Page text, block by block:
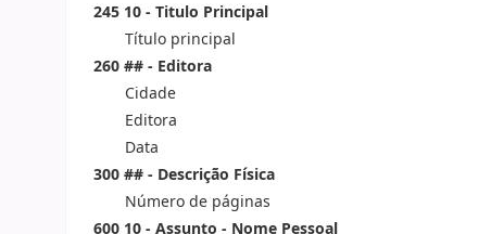
245 10 - Titulo Principal
Título principal
260 ## - Editora
Cidade
Editora
Data
300 ## - Descrição Física
Número de páginas